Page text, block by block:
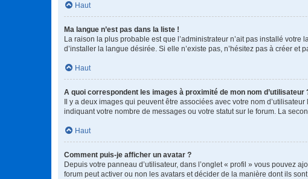
Haut
Ma langue n’est pas dans la liste !
La raison la plus probable est que l’administrateur n’ait pas installé
d’installer la langue désirée. Si elle n’existe pas, n’hésitez pas à créer
Haut
A quoi correspondent les images à proximité de mon nom d’utilisateur
Il y a deux images qui peuvent être associées avec votre nom
indiquant votre nombre de messages ou votre statut sur le forum. La
Haut
Comment puis-je afficher un avatar ?
Depuis votre panneau d’utilisateur, dans l’onglet « profil » vous pouvez
forum peut activer ou non les avatars et décider de la manière dont ils